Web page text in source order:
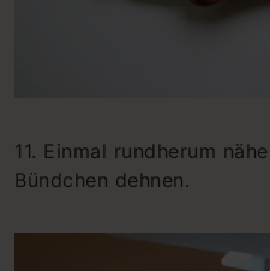
11. Einmal rundherum
Bündchen dehnen.